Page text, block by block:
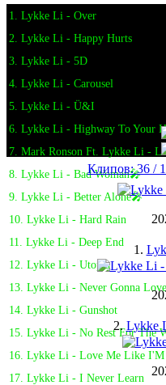
1. Lykke Li - Over
2. Lykke Li - Happy Hurts
3. Lykke Li - 5D
4. Lykke Li - Carousel
5. Lykke Li - Ü&I
6. Lykke Li - Highway To Your
7. Mark Ronson Ft. Lykke Li -
8. Lykke Li - Bad Woman🎤
9. Lykke Li - Better Alone🎤
10. Lykke Li - Hard Rain
11. Lykke Li - Deep End
12. Lykke Li - Utopia
13. Lykke Li - Never Gonna
14. Lykke Li - Gunshot
15. Lykke Li - No Rest For The
16. Lykke Li - Love Me Like I'M
17. Lykke Li - I Never Learn
Клипов: 36 /
1.
2.Lykke